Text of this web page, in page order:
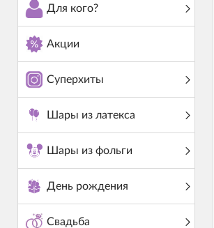
Для кого?
Акции
Суперхиты
Шары из латекса
Шары из фольги
День рождения
Свадьба